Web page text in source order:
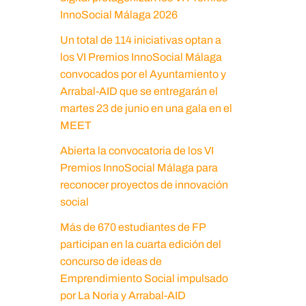
InnoSocial Málaga 2026
Un total de 114 iniciativas optan a
los VI Premios InnoSocial Málaga
convocados por el Ayuntamiento y
Arrabal-AID que se entregarán el
martes 23 de junio en una gala en el
MEET
Abierta la convocatoria de los VI
Premios InnoSocial Málaga para
reconocer proyectos de innovación
social
Más de 670 estudiantes de FP
participan en la cuarta edición del
concurso de ideas de
Emprendimiento Social impulsado
por La Noria y Arrabal-AID